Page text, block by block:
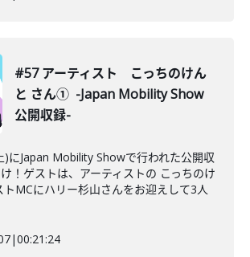
#57 アーティスト こっちのけん
と さん① -Japan Mobility Show
公開収録-
)にJapan Mobility Showで行われた公開収
！ゲストは、アーティストの こっちのけ
トMCにハリー杉山さんをお迎えして3人
|00:21:24